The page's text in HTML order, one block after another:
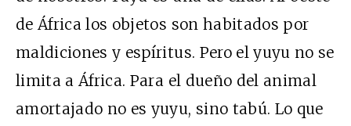
de África los objetos son habitados por
maldiciones y espíritus. Pero el yuyu no se
limita a África. Para el dueño del animal
amortajado no es yuyu, sino tabú. Lo que